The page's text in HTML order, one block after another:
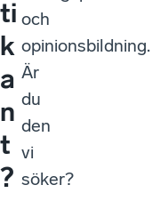
ti
k
a
n
t
?
och
opinionsbildning.
Är
du
den
vi
söker?